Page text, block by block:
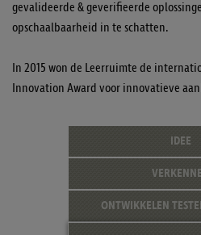
gevalideerde & geverifieerde
opschaalbaarheid in te schatten.
In 2015 won de Leerruimte de
Innovation Award voor innovatieve
IDEE
ONTWIKKELEN